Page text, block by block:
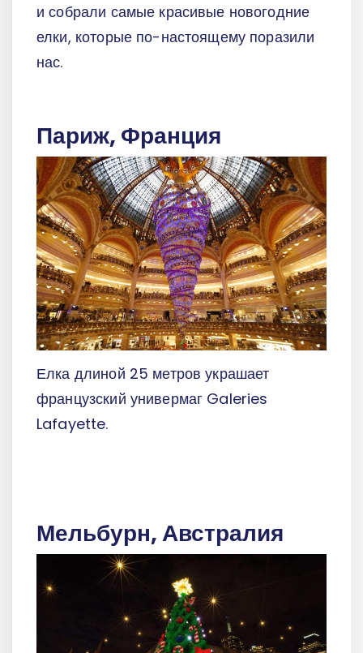
и собрали самые красивые новогодние
елки, которые по-настоящему поразили
нас.
Париж, Франция
Елка длиной 25 метров украшает
французский универмаг Galeries
Lafayette.
Мельбурн, Австралия